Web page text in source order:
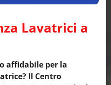
Lavatrici a
affidabile per la
Il Centro